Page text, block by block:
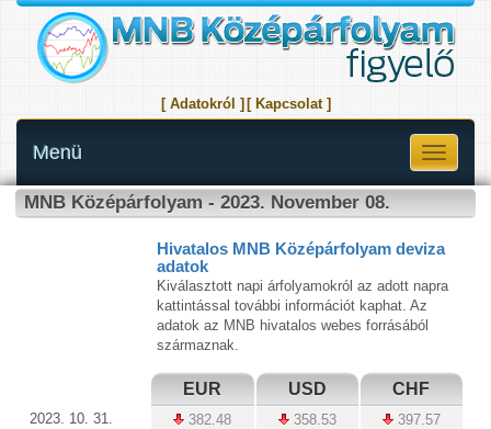
[ Adatokról ] [ Kapcsolat ]
Toggle
Menü
MNB Középárfolyam - 2023. November 08.
Hivatalos MNB Középárfolyam deviza
adatok
Kiválasztott napi árfolyamokról az adott napra
kattintással további információt kaphat. Az
adatok az MNB hivatalos webes forrásából
származnak.
EUR USD CHF
2023. 10. 31.
382.48 358.53 397.57